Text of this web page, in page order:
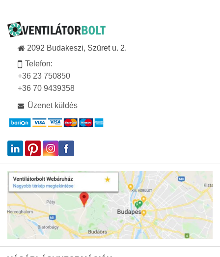
2092 Budakeszi, Szüret u. 2.
Telefon:
+36 23 750850
+36 70 9439358
Üzenet küldés